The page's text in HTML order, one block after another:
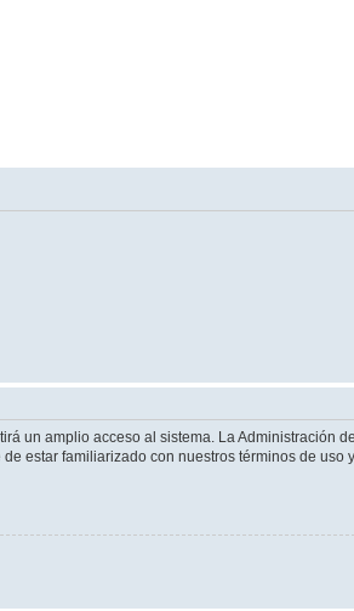
un amplio acceso al sistema. La Administración
estar familiarizado con nuestros términos de uso